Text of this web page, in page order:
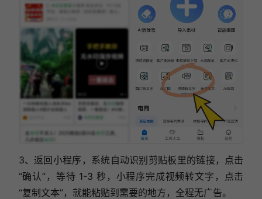
3、返回小程序，系统自动识别剪贴板里的链接，点击
“确认”，等待 1-3 秒，小程序完成视频转文字，点击
“复制文本”，就能粘贴到需要的地方，全程无广告。